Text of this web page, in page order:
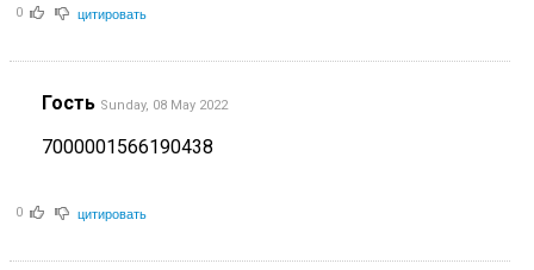
0 цитировать
Гость Sunday, 08 May 2022
7000001566190438
0 цитировать